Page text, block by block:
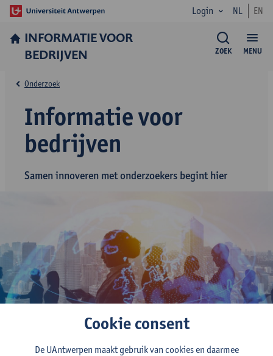
Login NL EN
INFORMATIE VOOR
BEDRIJVEN
MENU
ZOEK
Informatie voor
bedrijven
Samen innoveren met onderzoekers begint hier
Onderzoek
Cookie consent
De UAntwerpen maakt gebruik van cookies en daarmee